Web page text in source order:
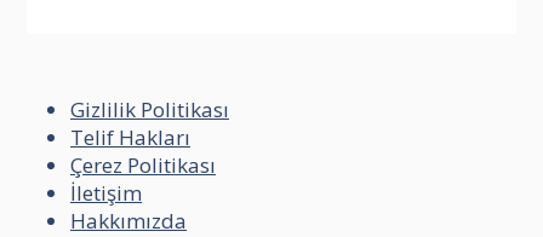
Gizlilik Politikası
Telif Hakları
Çerez Politikası
İletişim
Hakkımızda